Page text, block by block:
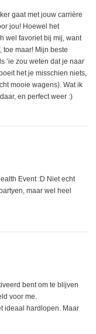
gaat met jouw carrière
jou! Hoewel het
wel favoriet bij mij, want
toe maar! Mijn beste
‘ie zou weten dat je naar
het je misschien niets,
mooie wagens). Wat ik
en perfect weer :)
Event :D Niet echt
maar wel heel
bent om te blijven
voor me.
ideaal hardlopen. Maar